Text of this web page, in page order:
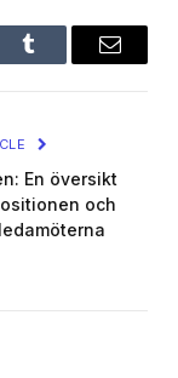
Tumblr Email
En översikt
och